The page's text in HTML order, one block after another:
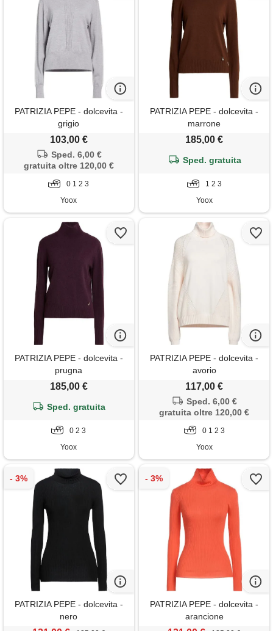
PATRIZIA PEPE - dolcevita -
grigio
103,00 €
Sped. 6,00 €
gratuita oltre 120,00 €
0 1 2 3
Yoox
PATRIZIA PEPE - dolcevita -
marrone
185,00 €
Sped. gratuita
1 2 3
Yoox
PATRIZIA PEPE - dolcevita -
prugna
185,00 €
Sped. gratuita
0 2 3
Yoox
PATRIZIA PEPE - dolcevita -
avorio
117,00 €
Sped. 6,00 €
gratuita oltre 120,00 €
0 1 2 3
Yoox
PATRIZIA PEPE - dolcevita -
nero
PATRIZIA PEPE - dolcevita -
arancione